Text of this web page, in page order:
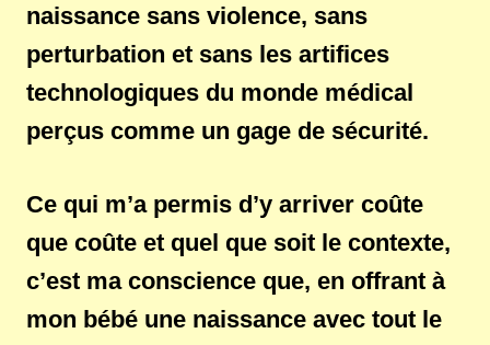
naissance sans violence, sans
perturbation et sans les artifices
technologiques du monde médical
perçus comme un gage de sécurité.
Ce qui m’a permis d’y arriver coûte
que coûte et quel que soit le contexte,
c’est ma conscience que, en offrant à
mon bébé une naissance avec tout le